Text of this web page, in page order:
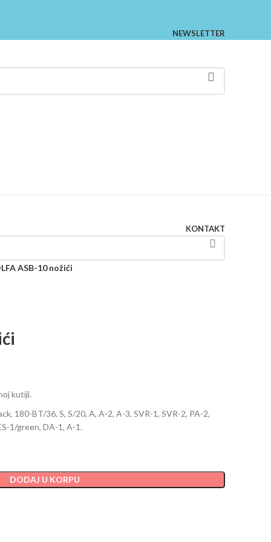
NEWSLETTER
KONTAKT
ASB-10 nožići
kutiji.
180-BT/36, S, S/20, A, A-2, A-3, SVR-1, SVR-2, PA-2,
1/green, DA-1, A-1.
DODAJ U KORPU